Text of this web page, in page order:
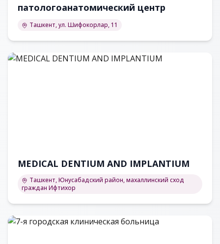
патологоанатомический центр
Ташкент, ул. Шифокорлар, 11
MEDICAL DENTIUM AND IMPLANTIUM
Ташкент, Юнусабадский район, махаллинский сход
граждан Ифтихор